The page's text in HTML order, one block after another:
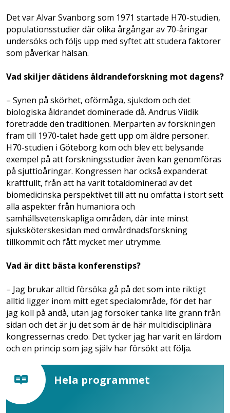
Det var Alvar Svanborg som 1971 startade H70-studien,
populationsstudier där olika årgångar av 70-åringar
undersöks och följs upp med syftet att studera faktorer
som påverkar hälsan.
Vad skiljer dåtidens åldrandeforskning mot dagens?
– Synen på skörhet, oförmåga, sjukdom och det
biologiska åldrandet dominerade då. Andrus Viidik
företrädde den traditionen. Merparten av forskningen
fram till 1970-talet hade gett upp om äldre personer.
H70-studien i Göteborg kom och blev ett belysande
exempel på att forskningsstudier även kan genomföras
på sjuttioåringar. Kongressen har också expanderat
kraftfullt, från att ha varit totaldominerad av det
biomedicinska perspektivet till att nu omfatta i stort sett
alla aspekter från humaniora och
samhällsvetenskapliga områden, där inte minst
sjuksköterskesidan med omvårdnadsforskning
tillkommit och fått mycket mer utrymme.
Vad är ditt bästa konferenstips?
– Jag brukar alltid försöka gå på det som inte riktigt
alltid ligger inom mitt eget specialområde, för det har
jag koll på ändå, utan jag försöker tanka lite grann från
sidan och det är ju det som är de här multidisciplinära
kongressernas credo. Det tycker jag har varit en lärdom
och en princip som jag själv har försökt att följa.
Hela programmet